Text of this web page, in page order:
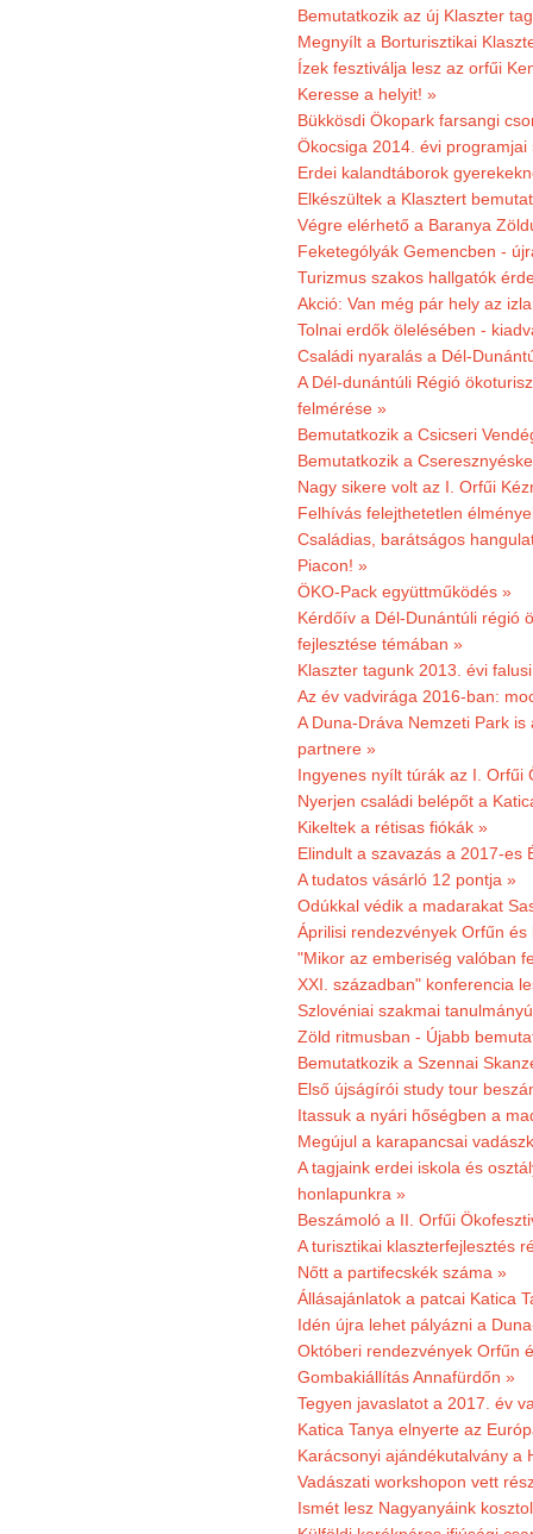
Bemutatkozik az új Klaszter
Megnyílt a Borturisztikai
Ízek fesztiválja lesz az orfűi
Keresse a helyit! »
Bükkösdi Ökopark farsangi
Ökocsiga 2014. évi programjai
Erdei kalandtáborok
Elkészültek a Klasztert
Végre elérhető a Baranya
Feketególyák Gemencben -
Turizmus szakos hallgatók
Akció: Van még pár hely az
Tolnai erdők ölelésében -
Családi nyaralás a Dél-
A Dél-dunántúli Régió
felmérése »
Bemutatkozik a Csicseri
Bemutatkozik a
Nagy sikere volt az I. Orfűi
Felhívás felejthetetlen
Családias, barátságos
Piacon! »
ÖKO-Pack együttműködés »
Kérdőív a Dél-Dunántúli régió
fejlesztése témában »
Klaszter tagunk 2013. évi
Az év vadvirága 2016-ban:
A Duna-Dráva Nemzeti Park
partnere »
Ingyenes nyílt túrák az I. Orfűi
Nyerjen családi belépőt a
Kikeltek a rétisas fiókák »
Elindult a szavazás a 2017-es
A tudatos vásárló 12 pontja »
Odúkkal védik a madarakat
Áprilisi rendezvények Orfűn és
"Mikor az emberiség valóban
XXI. században" konferencia
Szlovéniai szakmai
Zöld ritmusban - Újabb
Bemutatkozik a Szennai
Első újságírói study tour
Itassuk a nyári hőségben a
Megújul a karapancsai
A tagjaink erdei iskola és
honlapunkra »
Beszámoló a II. Orfűi
A turisztikai klaszterfejlesztés
Nőtt a partifecskék száma »
Állásajánlatok a patcai Katica
Idén újra lehet pályázni a
Októberi rendezvények Orfűn
Gombakiállítás Annafürdőn »
Tegyen javaslatot a 2017. év
Katica Tanya elnyerte az
Karácsonyi ajándékutalvány a
Vadászati workshopon vett
Ismét lesz Nagyanyáink